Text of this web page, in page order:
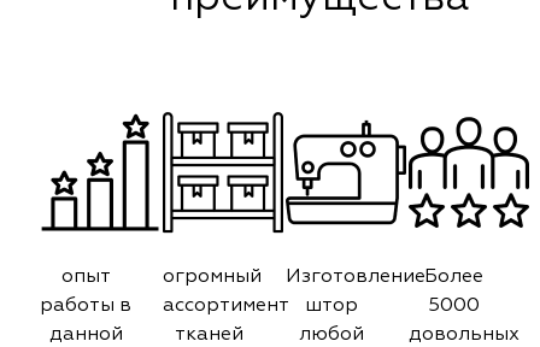
опыт
работы в
данной
огромный
ассортимент
тканей
Изготовление
штор
любой
Более
5000
довольных